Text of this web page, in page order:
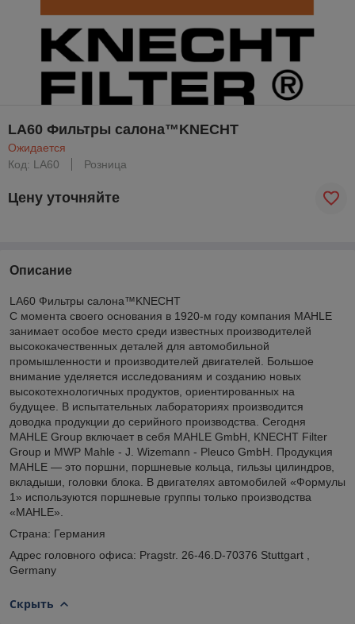
LA60 Фильтры салона™KNECHT
Ожидается
Код: LA60
Розница
Цену уточняйте
Описание
LA60 Фильтры салона™KNECHT
С момента своего основания в 1920-м году компания MAHLE
занимает особое место среди известных производителей
высококачественных деталей для автомобильной
промышленности и производителей двигателей. Большое
внимание уделяется исследованиям и созданию новых
высокотехнологичных продуктов, ориентированных на
будущее. В испытательных лабораториях производится
доводка продукции до серийного производства. Сегодня
MAHLE Group включает в себя MAHLE GmbH, KNECHT Filter
Group и MWP Mahle - J. Wizemann - Pleuco GmbH. Продукция
MAHLE — это поршни, поршневые кольца, гильзы цилиндров,
вкладыши, головки блока. В двигателях автомобилей «Формулы
1» используются поршневые группы только производства
«MAHLE».
Страна: Германия
Адрес головного офиса: Pragstr. 26-46.D-70376 Stuttgart ,
Germany
Скрыть